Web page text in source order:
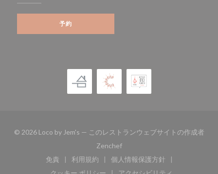
予約
© 2026 Loco by Jem's — このレストランウェブサイトの作成者
Zenchef((新しいウィンドウで開きます))
免責
((新しいウィンドウで開きます))
利用規約
((新しいウィンドウで開きます))
個人情報保護方針
((新しいウィンドウで開